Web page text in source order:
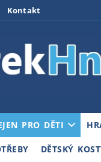
Kontakt
PRO DĚTI
DĚTSKÝ